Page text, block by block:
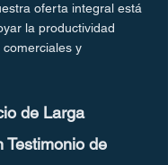
oferta integral está
la productividad
y
de Larga
Testimonio de